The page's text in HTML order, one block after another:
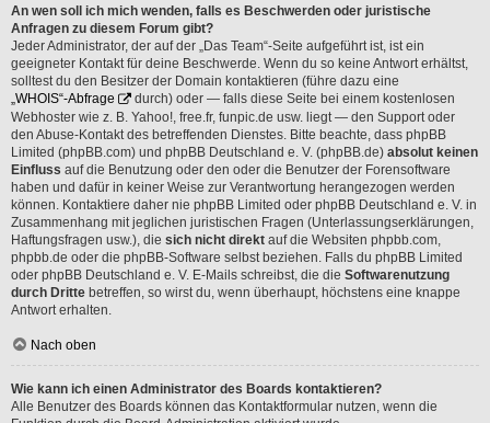
An wen soll ich mich wenden, falls es Beschwerden oder juristische
Anfragen zu diesem Forum gibt?
Jeder Administrator, der auf der „Das Team“-Seite aufgeführt ist, ist ein
geeigneter Kontakt für deine Beschwerde. Wenn du so keine Antwort erhältst,
solltest du den Besitzer der Domain kontaktieren (führe dazu eine
„WHOIS“-Abfrage
durch) oder — falls diese Seite bei einem kostenlosen
Webhoster wie z. B. Yahoo!, free.fr, funpic.de usw. liegt — den Support oder
den Abuse-Kontakt des betreffenden Dienstes. Bitte beachte, dass phpBB
Limited (phpBB.com) und phpBB Deutschland e. V. (phpBB.de) absolut keinen
Einfluss auf die Benutzung oder den oder die Benutzer der Forensoftware
haben und dafür in keiner Weise zur Verantwortung herangezogen werden
können. Kontaktiere daher nie phpBB Limited oder phpBB Deutschland e. V. in
Zusammenhang mit jeglichen juristischen Fragen (Unterlassungserklärungen,
Haftungsfragen usw.), die sich nicht direkt auf die Websiten phpbb.com,
phpbb.de oder die phpBB-Software selbst beziehen. Falls du phpBB Limited
oder phpBB Deutschland e. V. E-Mails schreibst, die die Softwarenutzung
durch Dritte betreffen, so wirst du, wenn überhaupt, höchstens eine knappe
Antwort erhalten.
Nach oben
Wie kann ich einen Administrator des Boards kontaktieren?
Alle Benutzer des Boards können das Kontaktformular nutzen, wenn die